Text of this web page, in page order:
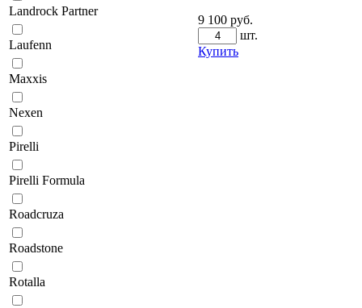
Landrock Partner
Laufenn
Maxxis
Nexen
Pirelli
Pirelli Formula
Roadcruza
Roadstone
Rotalla
9 100 руб.
шт.
Купить